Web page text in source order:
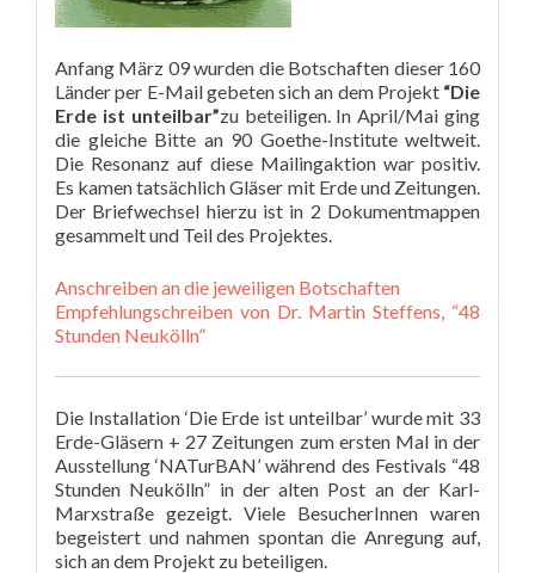
Anfang März 09 wurden die Botschaften dieser 160
Länder per E-Mail gebeten sich an dem Projekt “Die
Erde ist unteilbar”zu beteiligen. In April/Mai ging
die gleiche Bitte an 90 Goethe-Institute weltweit.
Die Resonanz auf diese Mailingaktion war positiv.
Es kamen tatsächlich Gläser mit Erde und Zeitungen.
Der Briefwechsel hierzu ist in 2 Dokumentmappen
gesammelt und Teil des Projektes.
Anschreiben an die jeweiligen Botschaften
Empfehlungschreiben von Dr. Martin Steffens, “48
Stunden Neukölln”
Die Installation ‘Die Erde ist unteilbar’ wurde mit 33
Erde-Gläsern + 27 Zeitungen zum ersten Mal in der
Ausstellung ‘NATurBAN’ während des Festivals “48
Stunden Neukölln” in der alten Post an der Karl-
Marxstraße gezeigt. Viele BesucherInnen waren
begeistert und nahmen spontan die Anregung auf,
sich an dem Projekt zu beteiligen.